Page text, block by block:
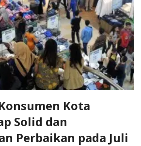
Kota
Solid dan
Perbaikan pada Juli